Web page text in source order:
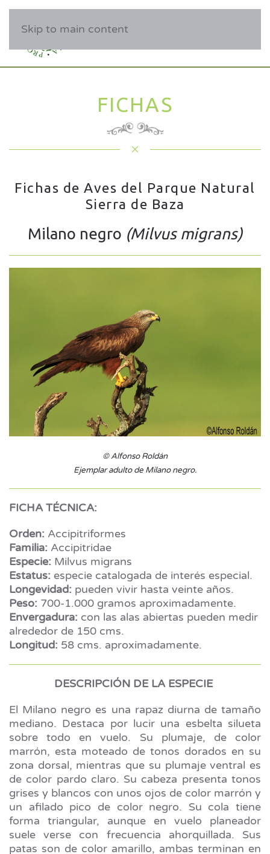
Skip to main content
FICHAS
Fichas de Aves del Parque Natural
Sierra de Baza
Milano negro (Milvus migrans)
© Alfonso Roldán
Ejemplar adulto de Milano negro.
FICHA TÉCNICA:
Orden: Accipitriformes
Familia: Accipitridae
Especie: Milvus migrans
Estatus: especie catalogada de interés especial.
Longevidad: pueden vivir hasta veinte años.
Peso: 700-1.000 gramos aproximadamente.
Envergadura: con las alas abiertas pueden medir
alrededor de 150 cms.
Longitud: 58 cms. aproximadamente.
DESCRIPCIÓN DE LA ESPECIE
El Milano negro es una rapaz diurna de tamaño
mediano. Destaca por lucir una esbelta silueta
sobre todo en vuelo. Su plumaje, de color
marrón, esta moteado de tonos dorados en su
zona dorsal, mientras que su plumaje ventral es
de color pardo claro. Su cabeza presenta tonos
grises y blancos con unos ojos de color marrón y
un afilado pico de color negro. Su cola tiene
forma triangular, aunque en vuelo planeador
suele verse con frecuencia ahorquillada. Sus
patas son de color amarillo, ambas terminan en